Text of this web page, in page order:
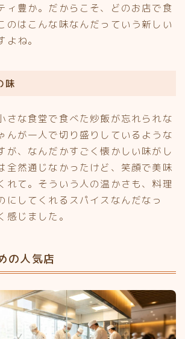
ィ豊か。だからこそ、どのお店で食
のはこんな味なんだっていう新しい
ね。
味
さな食堂で食べた炒飯が忘れられな
んが一人で切り盛りしているような
が、なんだかすごく懐かしい味がし
全然通じなかったけど、笑顔で美味
れて。そういう人の温かさも、料理
にしてくれるスパイスなんだなっ
感じました。
の人気店